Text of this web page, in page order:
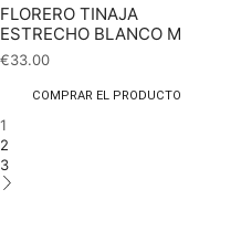
FLORERO TINAJA
ESTRECHO BLANCO M
€33.00
COMPRAR EL PRODUCTO
1
2
3